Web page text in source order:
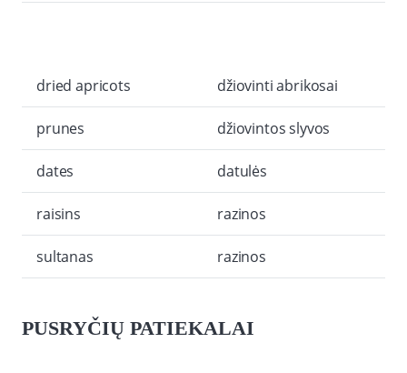
dried apricots džiovinti abrikosai
prunes džiovintos slyvos
dates datulės
raisins razinos
sultanas razinos
PUSRYČIŲ PATIEKALAI